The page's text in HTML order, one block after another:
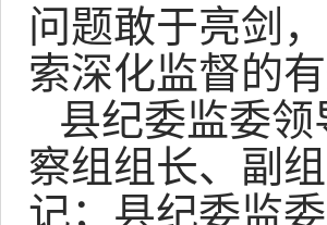
问题敢于亮剑
索深化监督的
县纪委监委
察组组长、副
记；县纪委监